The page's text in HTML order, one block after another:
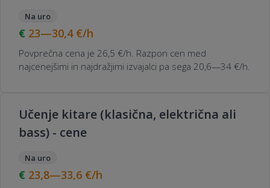
Na uro
23—30,4 €/h
Povprečna cena je 26,5 €/h. Razpon cen med
najcenejšimi in najdražjimi izvajalci pa sega 20,6—34 €/h.
Učenje kitare (klasična, električna ali
bass) - cene
Na uro
23,8—33,6 €/h